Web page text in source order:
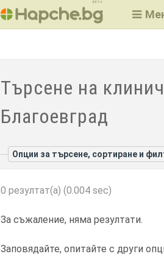
BETA
Търсене на
Благоевград
Опции за търсене, сортиране и
0 резултат(а) (0.004 sec)
За съжаление, няма резултати.
Заповядайте, опитайте с други